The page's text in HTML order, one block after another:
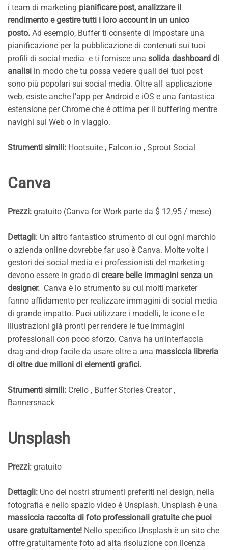
i team di marketing pianificare post, analizzare il
rendimento e gestire tutti i loro account in un unico
posto. Ad esempio, Buffer ti consente di impostare una
pianificazione per la pubblicazione di contenuti sui tuoi
profili di social media e ti fornisce una solida dashboard di
analisi in modo che tu possa vedere quali dei tuoi post
sono più popolari sui social media. Oltre all' applicazione
web, esiste anche l'app per Android e iOS e una fantastica
estensione per Chrome che è ottima per il buffering mentre
navighi sul Web o in viaggio.
Strumenti simili: Hootsuite , Falcon.io , Sprout Social
Canva
Prezzi: gratuito (Canva for Work parte da $ 12,95 / mese)
Dettagli: Un altro fantastico strumento di cui ogni marchio
o azienda online dovrebbe far uso è Canva. Molte volte i
gestori dei social media e i professionisti del marketing
devono essere in grado di creare belle immagini senza un
designer. Canva è lo strumento su cui molti marketer
fanno affidamento per realizzare immagini di social media
di grande impatto. Puoi utilizzare i modelli, le icone e le
illustrazioni già pronti per rendere le tue immagini
professionali con poco sforzo. Canva ha un'interfaccia
drag-and-drop facile da usare oltre a una massiccia libreria
di oltre due milioni di elementi grafici.
Strumenti simili: Crello , Buffer Stories Creator ,
Bannersnack
Unsplash
Prezzi: gratuito
Dettagli: Uno dei nostri strumenti preferiti nel design, nella
fotografia e nello spazio video è Unsplash. Unsplash è una
massiccia raccolta di foto professionali gratuite che puoi
usare gratuitamente! Nello specifico Unsplash è un sito che
offre gratuitamente foto ad alta risoluzione con licenza